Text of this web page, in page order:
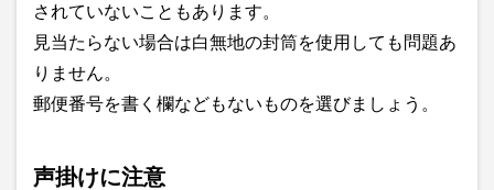
されていないこともあります。
見当たらない場合は白無地の封筒を使用しても問題あ
りません。
郵便番号を書く欄などもないものを選びましょう。
声掛けに注意